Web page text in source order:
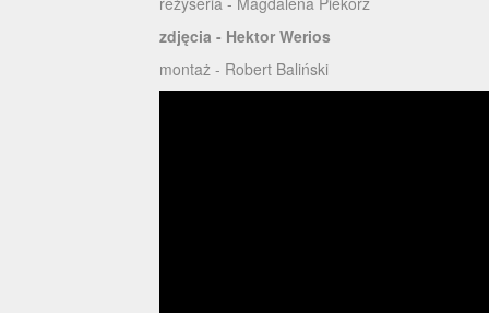
zdjęcia - Hektor Werios
montaż - Robert Baliński